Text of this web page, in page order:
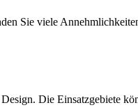
Sie viele
Die Einsatzgebiete